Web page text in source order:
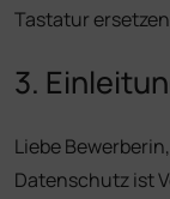
Tastatur
3.
Liebe
Datenschutz ist